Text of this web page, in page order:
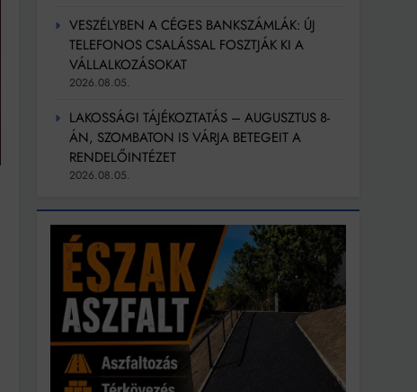
VESZÉLYBEN A CÉGES BANKSZÁMLÁK: ÚJ
TELEFONOS CSALÁSSAL FOSZTJÁK KI A
VÁLLALKOZÁSOKAT
2026.08.05.
LAKOSSÁGI TÁJÉKOZTATÁS – AUGUSZTUS 8-
ÁN, SZOMBATON IS VÁRJA BETEGEIT A
RENDELŐINTÉZET
2026.08.05.